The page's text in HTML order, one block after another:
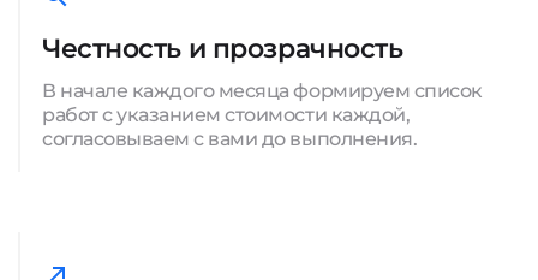
Честность и прозрачность
В начале каждого месяца формируем список
работ с указанием стоимости каждой,
согласовываем с вами до выполнения.